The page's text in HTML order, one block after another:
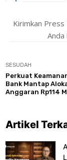
Kirimkan
Anda
SESUDAH
Perkuat
Bank Mantap
Anggaran Rp114
Artikel